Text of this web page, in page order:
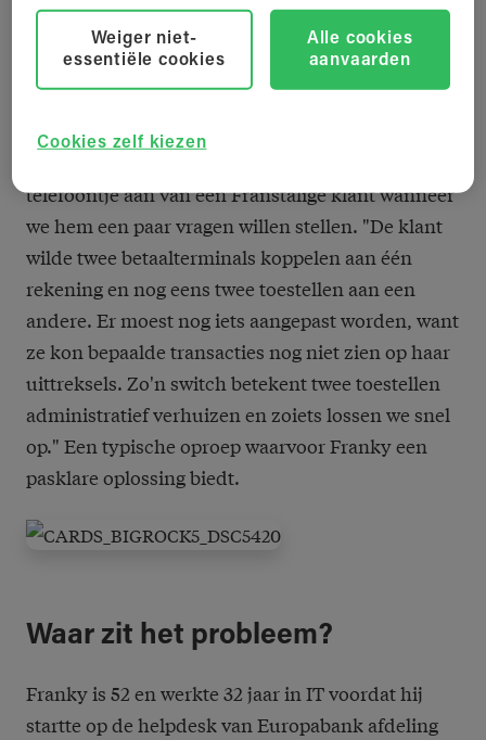
telefoontje aan van een Franstalige klant wanneer
we hem een paar vragen willen stellen. "De klant
wilde twee betaalterminals koppelen aan één
rekening en nog eens twee toestellen aan een
andere. Er moest nog iets aangepast worden, want
ze kon bepaalde transacties nog niet zien op haar
uittreksels. Zo'n switch betekent twee toestellen
administratief verhuizen en zoiets lossen we snel
op." Een typische oproep waarvoor Franky een
pasklare oplossing biedt.
Waar zit het probleem?
Franky is 52 en werkte 32 jaar in IT voordat hij
startte op de helpdesk van Europabank afdeling
Cookies zelf kiezen
Weiger niet-
essentiële cookies
Alle cookies
aanvaarden